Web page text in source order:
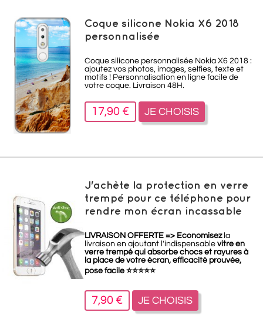
Coque silicone Nokia X6 2018
personnalisée
Coque silicone personnalisée Nokia X6 2018 :
ajoutez vos photos, images, selfies, texte et
motifs ! Personnalisation en ligne facile de
votre coque. Livraison 48H.
17,90 € JE CHOISIS
J'achète la protection en verre
trempé pour ce téléphone pour
rendre mon écran incassable
LIVRAISON OFFERTE => Economisezla
livraison en ajoutant l'indispensable vitre en
verre trempé qui absorbe chocs et rayures à
la place de votre écran, efficacité prouvée,
pose facile ⭐⭐⭐⭐⭐
7,90 € JE CHOISIS